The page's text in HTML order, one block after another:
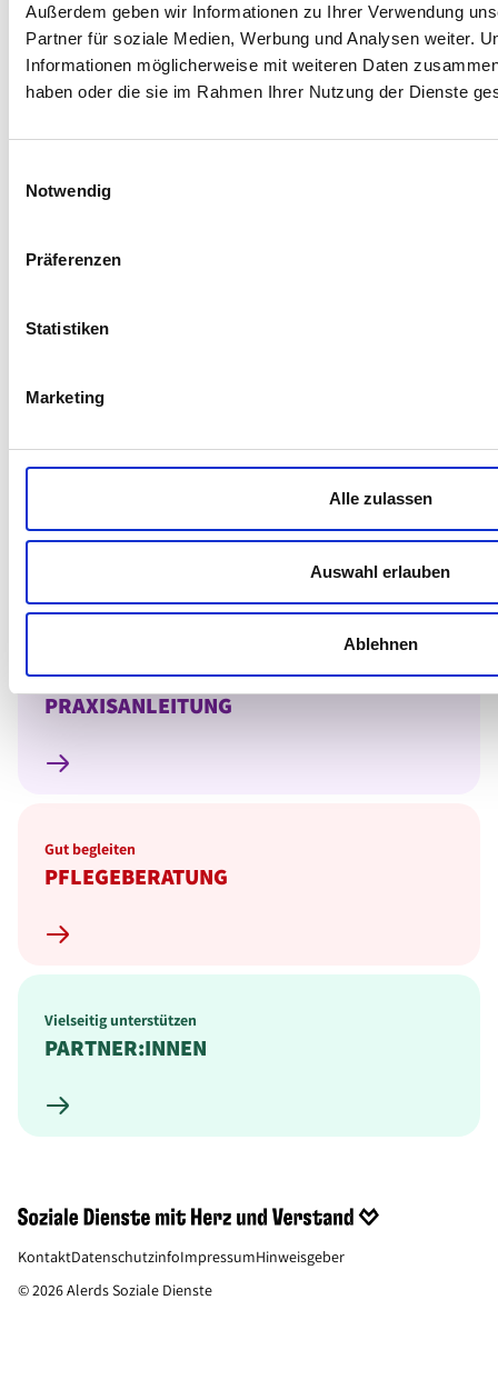
Außerdem geben wir Informationen zu Ihrer Verwendung
Partner für soziale Medien, Werbung und Analysen weiter.
Informationen möglicherweise mit weiteren Daten
haben oder die sie im Rahmen Ihrer Nutzung der Dienste
Notwendig
Präferenzen
Statistiken
Marketing
Alle zulassen
Auswahl erlauben
Ablehnen
WOHNEN
Liebevoll kümmern
EHRENAMT
Gemeinsam wachsen
PRAXISANLEITUNG
Gut begleiten
PFLEGEBERATUNG
Vielseitig unterstützen
PARTNER:INNEN
KontaktDatenschutzinfoImpressumHinweisgeber
© 2026 Alerds Soziale Dienste